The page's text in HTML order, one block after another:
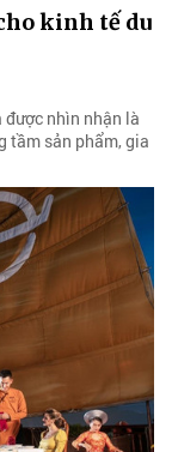
kinh tế du
được nhìn nhận là
tầm sản phẩm, gia